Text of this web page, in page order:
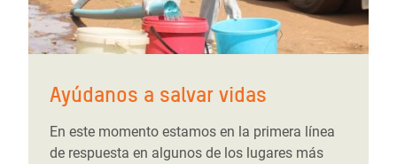
Ayúdanos a salvar vidas
En este momento estamos en la primera línea
de respuesta en algunos de los lugares más